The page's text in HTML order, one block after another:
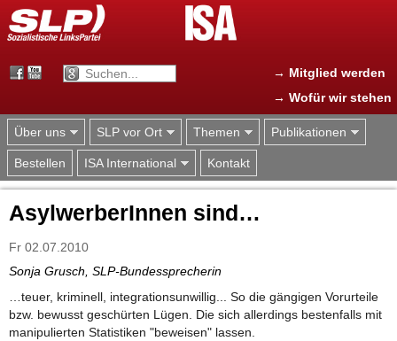
Jump to navigation
→ Mitglied werden
→ Wofür wir stehen
Über uns SLP vor Ort Themen Publikationen
Bestellen ISA International Kontakt
AsylwerberInnen sind…
Fr 02.07.2010
Sonja Grusch, SLP-Bundessprecherin
…teuer, kriminell, integrationsunwillig... So die gängigen Vorurteile
bzw. bewusst geschürten Lügen. Die sich allerdings bestenfalls mit
manipulierten Statistiken "beweisen" lassen.